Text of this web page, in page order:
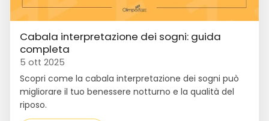
Cabala interpretazione dei sogni: guida
completa
5 ott 2025
Scopri come la cabala interpretazione dei sogni può
migliorare il tuo benessere notturno e la qualità del
riposo.